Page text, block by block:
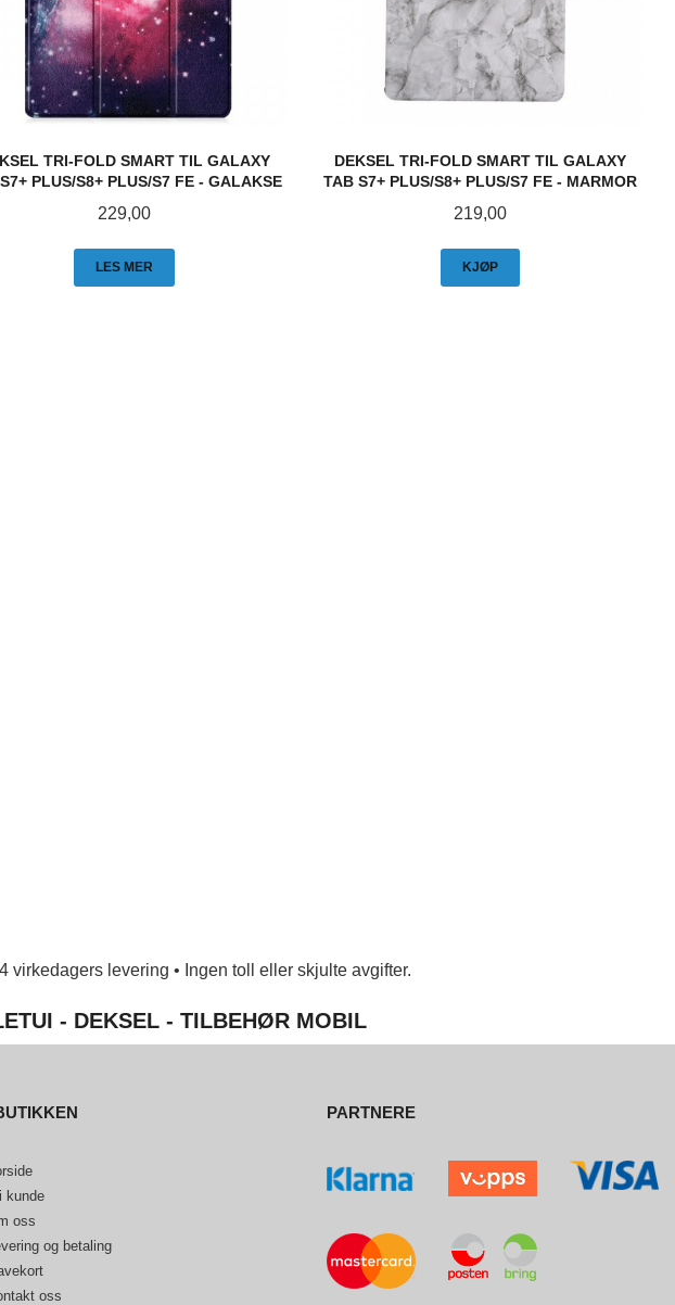
TRI-FOLD SMART TIL GALAXY
PLUS/S8+ PLUS/S7 FE - GALAKSE
Pris
229,00
LES MER
DEKSEL TRI-FOLD SMART TIL GALAXY
TAB S7+ PLUS/S8+ PLUS/S7 FE - MARMOR
Pris
219,00
KJØP
virkedagers levering • Ingen toll eller skjulte avgifter.
- DEKSEL - TILBEHØR MOBIL
kunde
oss
og betaling
oss
PARTNERE